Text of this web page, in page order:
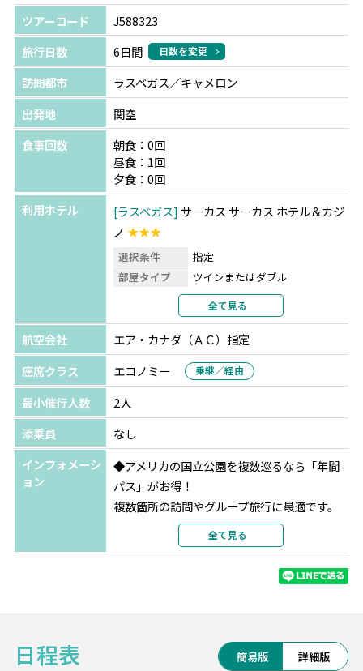
②アンテロープキャニオン
鉄砲水で岩が削られてできた洞窟のような場所ですが、太
陽の光が隙間から差し込む様はとても美しく神秘的。
③ホースシューベンド
岩の形が馬の蹄鉄の形に似ていることからそう呼ばれてい
ます。
④フォレストガンプポイント
映画『フォレストガンプ』縁の観光スポット
⑤モニュメントバレー
映画などの撮影場所としても有名。
ナバホ族の聖地とも呼ばれ人気観光地になっています。
1979年に世界遺産に登録。
世界の国立公園の中でも圧倒的なスケールと自然の雄大さ
を感じることができます。
⑦セドナ
ネイティブアメリカンの聖地で、パワースポットとして人
カテドラルロックやベルロック、チャペルオブホリークロ
ス、エアポートメサなどを観光します。
⑧ルート66の宿場町セリグマンなど内容盛りだくさん♪
ツアーコード
J588323
旅行日数
6日間 日数を変更
訪問都市
ラスベガス／キャメロン
出発地
関空
食事回数
朝食：0回
昼食：1回
夕食：0回
利用ホテル
ラスベガス サーカス サーカス ホテル＆カジ
ノ ★★★
選択条件
指定
部屋タイプ
ツインまたはダブル
2名1室利用
部屋カテゴリ
部屋指定なし
キャメロン
キャメロン トレーディング ポス
ト ロッジ
選択条件
同等クラス
部屋タイプ
利用形態
部屋カテゴリ
指定なし
ラスベガス サーカス サーカス ホテル＆カジ
ノ ★★★
指定
ツインまたはダブル
全て見る
航空会社
エア・カナダ（ＡＣ）指定
座席クラス
エコノミー 乗継／経由
最小催行人数
2人
添乗員
なし
インフォメーシ
ョン
◆アメリカの国立公園を複数巡るなら「年間
パス」がお得！
複数箇所の訪問やグループ旅行に最適です。
ご不明な点がございましたらお気軽にお問い
合わせください。
内容：米国非居住者向けの国立公園入場料（1
全て見る
日程表 簡易版 詳細版